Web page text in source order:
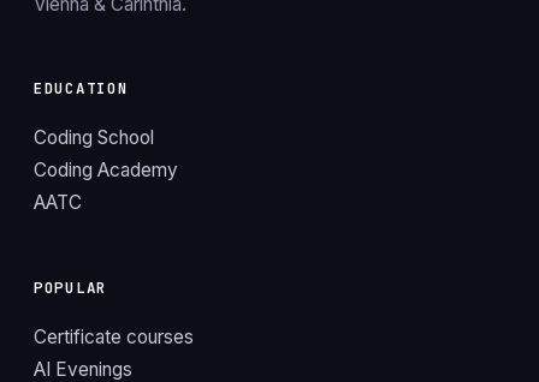
EDUCATION
Coding School
Coding Academy
AATC
POPULAR
Certificate courses
AI Evenings